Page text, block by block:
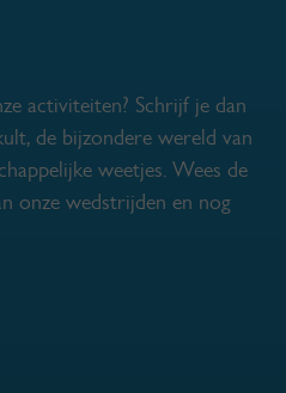
activiteiten? Schrijf je dan
de bijzondere wereld van
weetjes. Wees de
onze wedstrijden en nog